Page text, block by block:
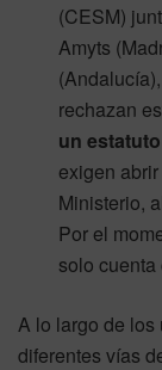
(CESM)
Amyts
rechazan
un
exigen
Ministerio,
Por el
solo
A lo largo de
diferentes vías